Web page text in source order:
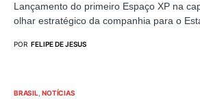
Lançamento do primeiro Espaço XP na
olhar estratégico da companhia para o
POR FELIPE DE JESUS
BRASIL NOTÍCIAS